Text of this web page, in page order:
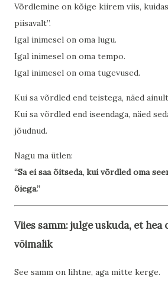
Võrdlemine on kõige kiirem viis,
piisavalt”.
Igal inimesel on oma lugu.
Igal inimesel on oma tempo.
Igal inimesel on oma tugevused.
Kui sa võrdled end teistega, näed
Kui sa võrdled end iseendaga, näed
jõudnud.
Nagu ma ütlen:
“Sa ei saa õitseda, kui võrdled oma
õiega.”
Viies samm: julge uskuda, et hea
võimalik
See samm on lihtne, aga mitte kerge.